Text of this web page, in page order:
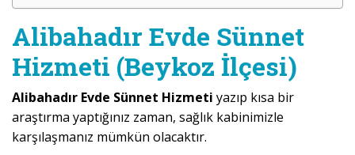
Alibahadır Evde Sünnet
Hizmeti (Beykoz İlçesi)
Alibahadır Evde Sünnet Hizmeti yazıp kısa bir
araştırma yaptığınız zaman, sağlık kabinimizle
karşılaşmanız mümkün olacaktır.